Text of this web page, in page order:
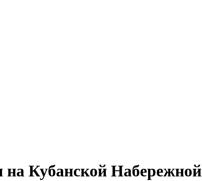
Кубанской Набережной